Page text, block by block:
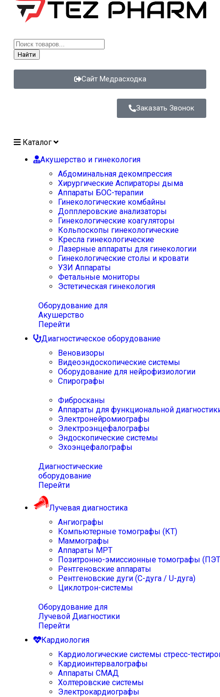
Найти
Сайт Медрасходка
Заказать Звонок
Каталог
Акушерство и гинекология
Абдоминальная декомпрессия
Хирургические Аспираторы дыма
Аппараты БОС-терапии
Гинекологические комбайны
Допплеровские анализаторы
Гинекологические коагуляторы
Кольпоскопы гинекологические
Кресла гинекологические
Лазерные аппараты для гинекологии
Гинекологические столы и кровати
УЗИ Аппараты
Фетальные мониторы
Эстетическая гинекология
Оборудование для
Акушерство
Перейти
Диагностическое оборудование
Веновизоры
Видеоэндоскопические системы
Оборудование для нейрофизиологии
Спирографы
Фибросканы
Аппараты для функциональной
Электронейромиографы
Электроэнцефалографы
Эндоскопические системы
Эхоэнцефалографы
Диагностические
оборудование
Перейти
Лучевая диагностика
Ангиографы
Компьютерные томографы (КТ)
Маммографы
Аппараты МРТ
Позитронно-эмиссионные томографы
Рентгеновские аппараты
Рентгеновские дуги (С-дуга / U-дуга)
Циклотрон-системы
Оборудование для
Лучевой Диагностики
Перейти
Кардиология
Кардиологические системы стресс-
Кардиоинтервалографы
Аппараты СМАД
Холтеровские системы
Электрокардиографы